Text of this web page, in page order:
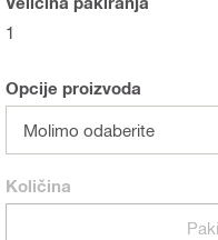
1
Opcije proizvoda
Molimo odaberite
Količina